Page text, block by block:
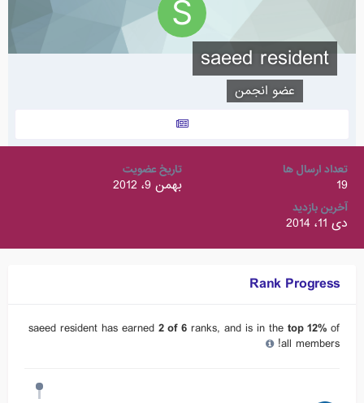
saeed resident
عضو انجمن
تعداد ارسال ها
19
تاریخ عضویت
بهمن 9، 2012
آخرین بازدید
دی 11، 2014
Rank Progress
saeed resident has earned 2 of 6 ranks, and is in the top 12% of
all members!